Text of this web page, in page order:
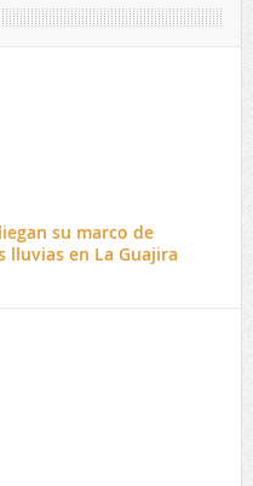
su marco de
lluvias en La Guajira